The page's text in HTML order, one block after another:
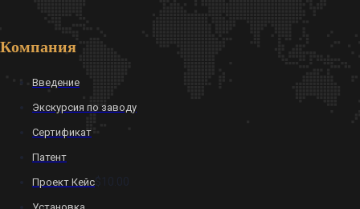
Компания
Введение
Экскурсия по заводу
Сертификат
Патент
Проект Кейс$10.00